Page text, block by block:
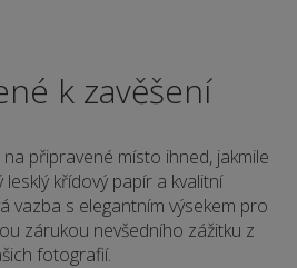
k zavěšení
připravené místo ihned, jakmile
křídový papír a kvalitní
vazba s elegantním výsekem pro
zárukou nevšedního zážitku z
fotografií.